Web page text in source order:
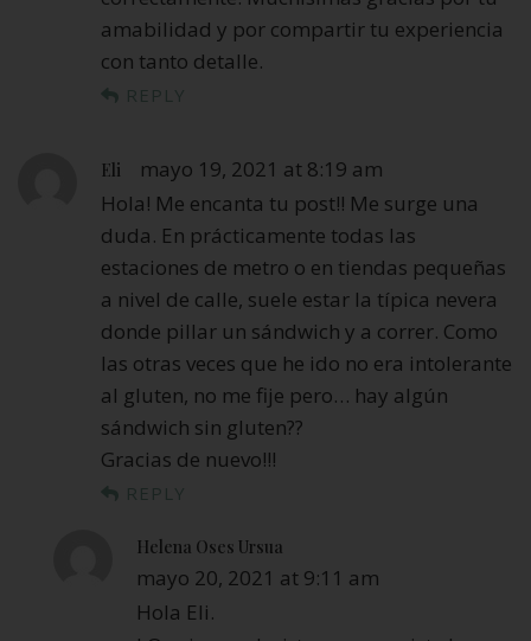
amabilidad y por compartir tu experiencia
con tanto detalle.
REPLY
Eli
mayo 19, 2021 at 8:19 am
Hola! Me encanta tu post!! Me surge una
duda. En prácticamente todas las
estaciones de metro o en tiendas pequeñas
a nivel de calle, suele estar la típica nevera
donde pillar un sándwich y a correr. Como
las otras veces que he ido no era intolerante
al gluten, no me fije pero… hay algún
sándwich sin gluten??
Gracias de nuevo!!!
REPLY
Helena Oses Ursua
mayo 20, 2021 at 9:11 am
Hola Eli.